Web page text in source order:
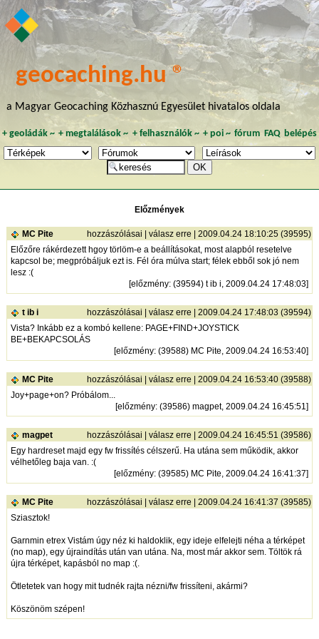
geocaching.hu ®
a Magyar Geocaching Közhasznú Egyesület hivatalos oldala
+ geoládák~ + megtalálások ~ + felhasználók~ + poi~ fórum FAQ belépés
Előzmények
MC Pite hozzászólásai válasz erre | 2009.04.24 18:10:25 (39595)
Előzőre rákérdezett hgoy törlöm-e a beállításokat, most alapból resetelve
kapcsol be; megpróbáljuk ezt is. Fél óra múlva start; félek ebből sok jó nem
lesz :(
[előzmény: (39594) t ib i, 2009.04.24 17:48:03]
t ib i hozzászólásai válasz erre | 2009.04.24 17:48:03 (39594)
Vista? Inkább ez a kombó kellene: PAGE+FIND+JOYSTICK
BE+BEKAPCSOLÁS
[előzmény: (39588) MC Pite, 2009.04.24 16:53:40]
MC Pite hozzászólásai válasz erre | 2009.04.24 16:53:40 (39588)
Joy+page+on? Próbálom...
[előzmény: (39586) magpet, 2009.04.24 16:45:51]
magpet hozzászólásai válasz erre | 2009.04.24 16:45:51 (39586)
Egy hardreset majd egy fw frissítés célszerű. Ha utána sem működik, akkor
vélhetőleg baja van. :(
[előzmény: (39585) MC Pite, 2009.04.24 16:41:37]
MC Pite hozzászólásai válasz erre | 2009.04.24 16:41:37 (39585)
Sziasztok!
Garnmin etrex Vistám úgy néz ki haldoklik, egy ideje elfelejti néha a térképet
(no map), egy újraindítás után van utána. Na, most már akkor sem. Töltök rá
újra térképet, kapásból no map :(.
Ötletetek van hogy mit tudnék rajta nézni/fw frissíteni, akármi?
Köszönöm szépen!